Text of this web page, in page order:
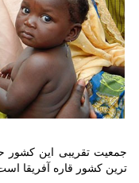
ترین کشور قاره آفریقا